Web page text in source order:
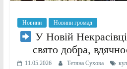
Новини Новини громад
У Новій
свято добра,
11.05.2026 Тетяна Сухова